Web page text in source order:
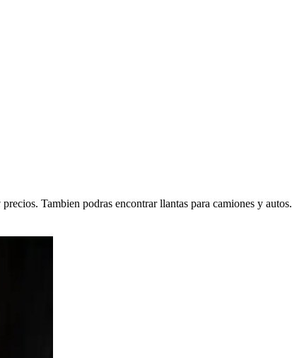
Tambien podras encontrar llantas para camiones y autos.